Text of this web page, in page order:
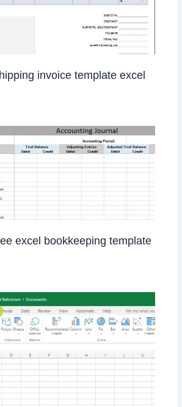
invoice template excel
excel bookkeeping template